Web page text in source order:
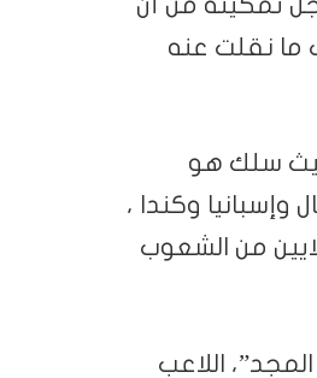
ما نقلت عنه
سلك هو
وإسبانيا وكندا ،
من الشعوب
اللاعب